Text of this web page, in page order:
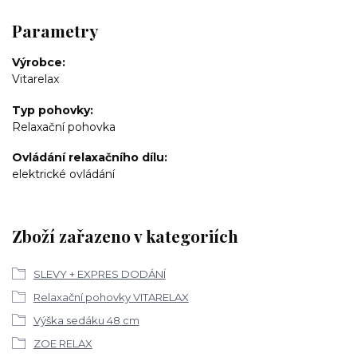
Parametry
Výrobce
Vitarelax
Typ pohovky
Relaxační pohovka
Ovládání relaxačního dílu
elektrické ovládání
Zboží zařazeno v kategoriích
SLEVY + EXPRES DODÁNÍ
Relaxační pohovky VITARELAX
Výška sedáku 48 cm
ZOE RELAX